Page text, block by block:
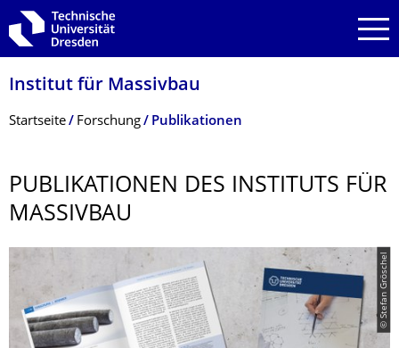
Zur Hauptnavigation springen
Zur Suche springen
Zum Inhalt springen
Institut für Massivbau
Breadcrumb-Menü
Startseite Forschung Publikationen
PUBLIKATIONEN DES INSTITUTS FÜR
MASSIVBAU
© Stefan Gröschel